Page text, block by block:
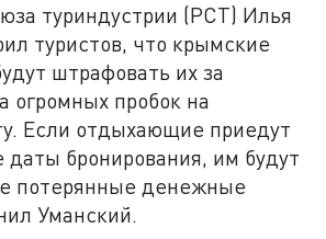
туриндустрии (РСТ) Илья
туристов, что крымские
штрафовать их за
огромных пробок на
Если отдыхающие приедут
бронирования, им будут
потерянные денежные
Уманский.